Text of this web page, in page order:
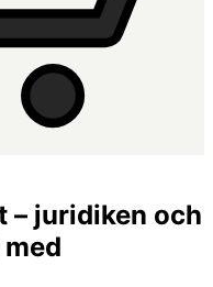
– juridiken och